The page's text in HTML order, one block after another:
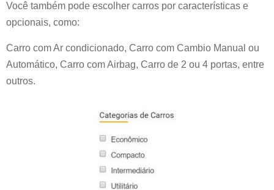
Você também pode escolher carros por características e
opcionais, como:
Carro com Ar condicionado, Carro com Cambio Manual ou
Automático, Carro com Airbag, Carro de 2 ou 4 portas, entre
outros.